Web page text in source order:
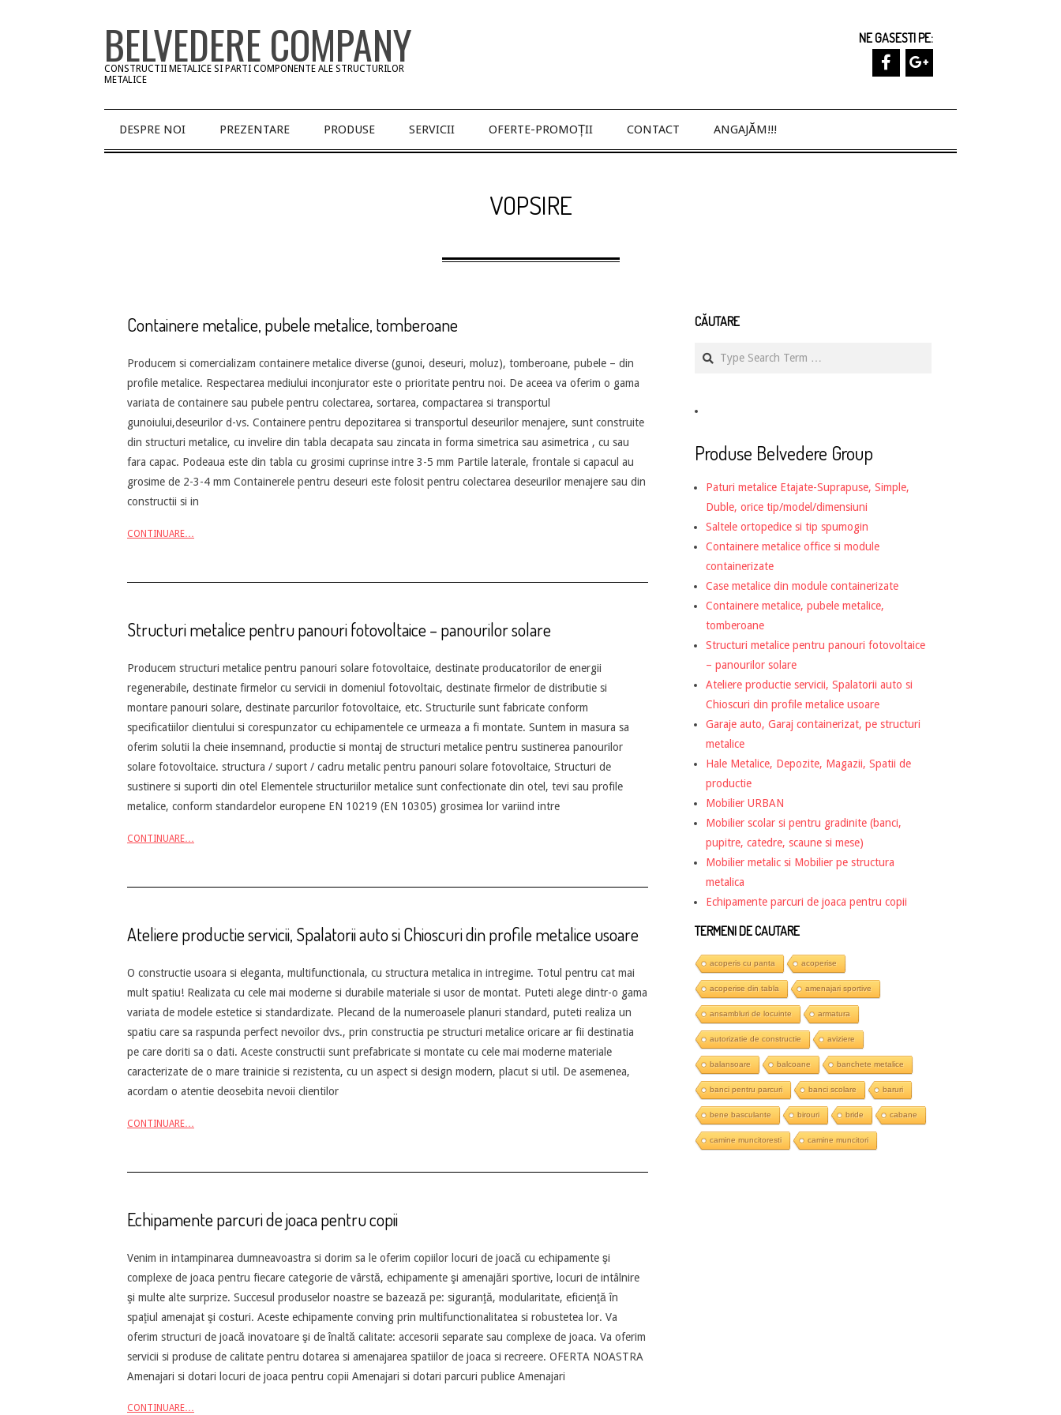
BELVEDERE COMPANY
CONSTRUCTII METALICE SI PARTI COMPONENTE ALE STRUCTURILOR
METALICE
NE GASESTI PE:
DESPRE NOI PREZENTARE PRODUSE SERVICII OFERTE-PROMOȚII CONTACT ANGAJĂM!!!
VOPSIRE
Containere metalice, pubele metalice, tomberoane
05-
20
Producem si comercializam containere metalice diverse (gunoi, deseuri, moluz), tomberoane, pubele – din
profile metalice. Respectarea mediului inconjurator este o prioritate pentru noi. De aceea va oferim o gama
variata de containere sau pubele pentru colectarea, sortarea, compactarea si transportul
gunoiului,deseurilor d-vs. Containere pentru depozitarea si transportul deseurilor menajere, sunt construite
din structuri metalice, cu invelire din tabla decapata sau zincata in forma simetrica sau asimetrica , cu sau
fara capac. Podeaua este din tabla cu grosimi cuprinse intre 3-5 mm Partile laterale, frontale si capacul au
grosime de 2-3-4 mm Containerele pentru deseuri este folosit pentru colectarea deseurilor menajere sau din
constructii si in
CONTINUARE…
Structuri metalice pentru panouri fotovoltaice – panourilor solare
05-
13
Producem structuri metalice pentru panouri solare fotovoltaice, destinate producatorilor de energii
regenerabile, destinate firmelor cu servicii in domeniul fotovoltaic, destinate firmelor de distributie si
montare panouri solare, destinate parcurilor fotovoltaice, etc. Structurile sunt fabricate conform
specificatiilor clientului si corespunzator cu echipamentele ce urmeaza a fi montate. Suntem in masura sa
oferim solutii la cheie insemnand, productie si montaj de structuri metalice pentru sustinerea panourilor
solare fotovoltaice. structura / suport / cadru metalic pentru panouri solare fotovoltaice, Structuri de
sustinere si suporti din otel Elementele structuriilor metalice sunt confectionate din otel, tevi sau profile
metalice, conform standardelor europene EN 10219 (EN 10305) grosimea lor variind intre
CONTINUARE…
Ateliere productie servicii, Spalatorii auto si Chioscuri din profile metalice usoare
05-
13
O constructie usoara si eleganta, multifunctionala, cu structura metalica in intregime. Totul pentru cat mai
mult spatiu! Realizata cu cele mai moderne si durabile materiale si usor de montat. Puteti alege dintr-o gama
variata de modele estetice si standardizate. Plecand de la numeroasele planuri standard, puteti realiza un
spatiu care sa raspunda perfect nevoilor dvs., prin constructia pe structuri metalice oricare ar fii destinatia
pe care doriti sa o dati. Aceste constructii sunt prefabricate si montate cu cele mai moderne materiale
caracterizate de o mare trainicie si rezistenta, cu un aspect si design modern, placut si util. De asemenea,
acordam o atentie deosebita nevoii clientilor
CONTINUARE…
Echipamente parcuri de joaca pentru copii
05-
12
Venim in intampinarea dumneavoastra si dorim sa le oferim copiilor locuri de joacă cu echipamente şi
complexe de joaca pentru fiecare categorie de vârstă, echipamente şi amenajări sportive, locuri de intâlnire
şi multe alte surprize. Succesul produselor noastre se bazează pe: siguranţă, modularitate, eficienţă în
spaţiul amenajat şi costuri. Aceste echipamente conving prin multifunctionalitatea si robustetea lor. Va
oferim structuri de joacă inovatoare şi de înaltă calitate: accesorii separate sau complexe de joaca. Va oferim
servicii si produse de calitate pentru dotarea si amenajarea spatiilor de joaca si recreere. OFERTA NOASTRA
Amenajari si dotari locuri de joaca pentru copii Amenajari si dotari parcuri publice Amenajari
CONTINUARE…
CĂUTARE
Produse Belvedere Group
Paturi metalice Etajate-Suprapuse, Simple,
Duble, orice tip/model/dimensiuni
Saltele ortopedice si tip spumogin
Containere metalice office si module
containerizate
Case metalice din module containerizate
Containere metalice, pubele metalice,
tomberoane
Structuri metalice pentru panouri fotovoltaice
– panourilor solare
Ateliere productie servicii, Spalatorii auto si
Chioscuri din profile metalice usoare
Garaje auto, Garaj containerizat, pe structuri
metalice
Hale Metalice, Depozite, Magazii, Spatii de
productie
Mobilier URBAN
Mobilier scolar si pentru gradinite (banci,
pupitre, catedre, scaune si mese)
Mobilier metalic si Mobilier pe structura
metalica
Echipamente parcuri de joaca pentru copii
TERMENI DE CAUTARE
acoperis cu panta acoperise
acoperise din tabla amenajari sportive
ansambluri de locuinte armatura
autorizatie de constructie aviziere
balansoare balcoane banchete metalice
banci pentru parcuri banci scolare baruri
bene basculante birouri bride cabane
camine muncitoresti camine muncitori